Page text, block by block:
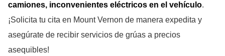
camiones, inconvenientes eléctricos en el vehículo.
¡Solicita tu cita en Mount Vernon de manera expedita y
asegúrate de recibir servicios de grúas a precios
asequibles!